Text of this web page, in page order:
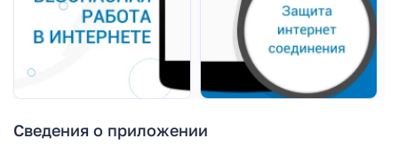
Сведения о приложении